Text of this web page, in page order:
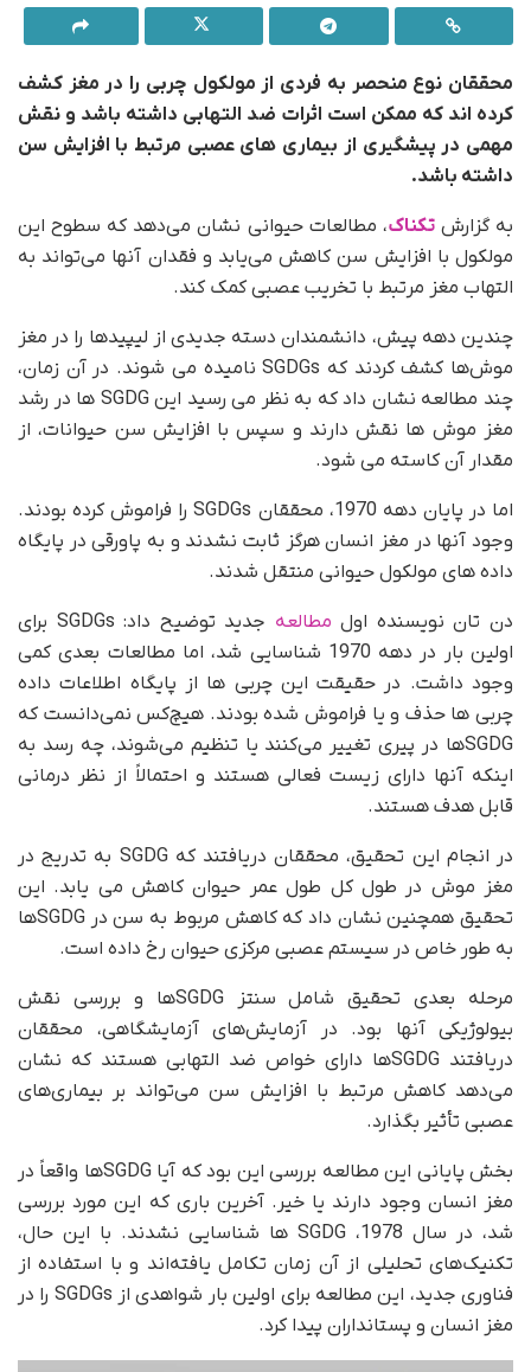
محققان نوع منحصر به فردی از مولکول چربی را در مغز کشف
کرده اند که ممکن است اثرات ضد التهابی داشته باشد و نقش
مهمی در پیشگیری از بیماری های عصبی مرتبط با افزایش سن
داشته باشد.
به گزارشتکناک، مطالعات حیوانی نشان می‌دهد که سطوح این
مولکول با افزایش سن کاهش می‌یابد و فقدان آنها می‌تواند به
التهاب مغز مرتبط با تخریب عصبی کمک کند.
چندین دهه پیش، دانشمندان دسته جدیدی از لیپیدها را در مغز
موش‌ها کشف کردند که SGDGs نامیده می شوند. در آن زمان،
چند مطالعه نشان داد که به نظر می رسید این SGDG ها در رشد
مغز موش ها نقش دارند و سپس با افزایش سن حیوانات، از
مقدار آن کاسته می شود.
اما در پایان دهه 1970، محققان SGDGs را فراموش کرده بودند.
وجود آنها در مغز انسان هرگز ثابت نشدند و به پاورقی در پایگاه
داده های مولکول حیوانی منتقل شدند.
دن تان نویسنده اول مطالعه
جدید توضیح داد: SGDGs برای
اولین بار در دهه 1970 شناسایی شد، اما مطالعات بعدی کمی
وجود داشت. در حقیقت این چربی ها از پایگاه اطلاعات داده
چربی ها حذف و یا فراموش شده بودند. هیچ‌کس نمی‌دانست که
SGDGها در پیری تغییر می‌کنند یا تنظیم می‌شوند، چه رسد به
اینکه آنها دارای زیست فعالی هستند و احتمالاً از نظر درمانی
قابل هدف هستند.
در انجام این تحقیق، محققان دریافتند که SGDG به تدریج در
مغز موش در طول کل طول عمر حیوان کاهش می یابد. این
تحقیق همچنین نشان داد که کاهش مربوط به سن در SGDGها
به طور خاص در سیستم عصبی مرکزی حیوان رخ داده است.
مرحله بعدی تحقیق شامل سنتز SGDGها و بررسی نقش
بیولوژیکی آنها بود. در آزمایش‌های آزمایشگاهی، محققان
دریافتند SGDGها دارای خواص ضد التهابی هستند که نشان
می‌دهد کاهش مرتبط با افزایش سن می‌تواند بر بیماری‌های
عصبی تأثیر بگذارد.
بخش پایانی این مطالعه بررسی این بود که آیا SGDGها واقعاً در
مغز انسان وجود دارند یا خیر. آخرین باری که این مورد بررسی
شد، در سال 1978، SGDG ها شناسایی نشدند. با این حال،
تکنیک‌های تحلیلی از آن زمان تکامل یافته‌اند و با استفاده از
فناوری جدید، این مطالعه برای اولین بار شواهدی از SGDGs را در
مغز انسان و پستانداران پیدا کرد.